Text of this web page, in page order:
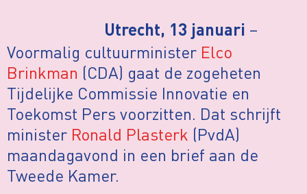
Utrecht, 13 januari –
Voormalig cultuurminister Elco
Brinkman (CDA) gaat de zogeheten
Tijdelijke Commissie Innovatie en
Toekomst Pers voorzitten. Dat schrijft
minister Ronald Plasterk (PvdA)
maandagavond in een brief aan de
Tweede Kamer.